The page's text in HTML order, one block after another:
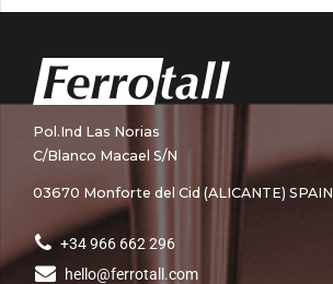
Pol.Ind Las Norias
C/Blanco Macael S/N
03670 Monforte del Cid (ALICANTE) SPAIN
+34 966 662 296
hello@ferrotall.com